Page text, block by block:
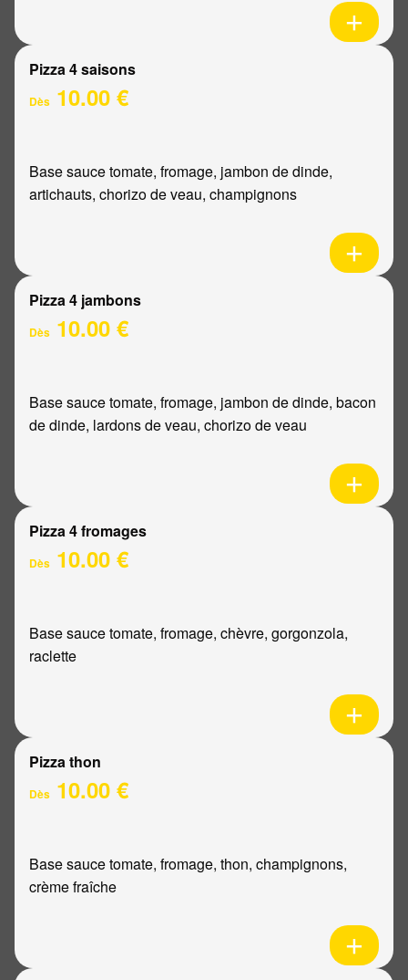
Pizza 4 saisons
Dès 10.00 €
Base sauce tomate, fromage, jambon de dinde,
artichauts, chorizo de veau, champignons
Pizza 4 jambons
Dès 10.00 €
Base sauce tomate, fromage, jambon de dinde, bacon
de dinde, lardons de veau, chorizo de veau
Pizza 4 fromages
Dès 10.00 €
Base sauce tomate, fromage, chèvre, gorgonzola,
raclette
Pizza thon
Dès 10.00 €
Base sauce tomate, fromage, thon, champignons,
crème fraîche